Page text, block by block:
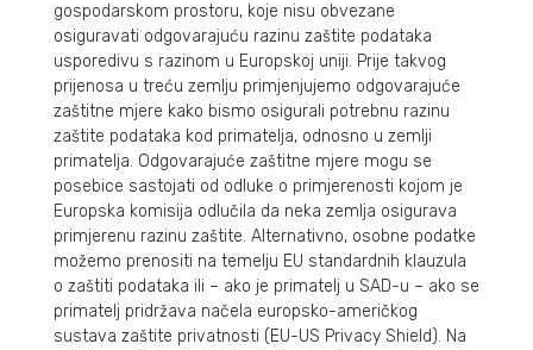
gospodarskom prostoru, koje nisu obvezane
osiguravati odgovarajuću razinu zaštite podataka
usporedivu s razinom u Europskoj uniji. Prije takvog
prijenosa u treću zemlju primjenjujemo odgovarajuće
zaštitne mjere kako bismo osigurali potrebnu razinu
zaštite podataka kod primatelja, odnosno u zemlji
primatelja. Odgovarajuće zaštitne mjere mogu se
posebice sastojati od odluke o primjerenosti kojom je
Europska komisija odlučila da neka zemlja osigurava
primjerenu razinu zaštite. Alternativno, osobne podatke
možemo prenositi na temelju EU standardnih klauzula
o zaštiti podataka ili – ako je primatelj u SAD-u – ako se
primatelj pridržava načela europsko-američkog
sustava zaštite privatnosti (EU-US Privacy Shield). Na